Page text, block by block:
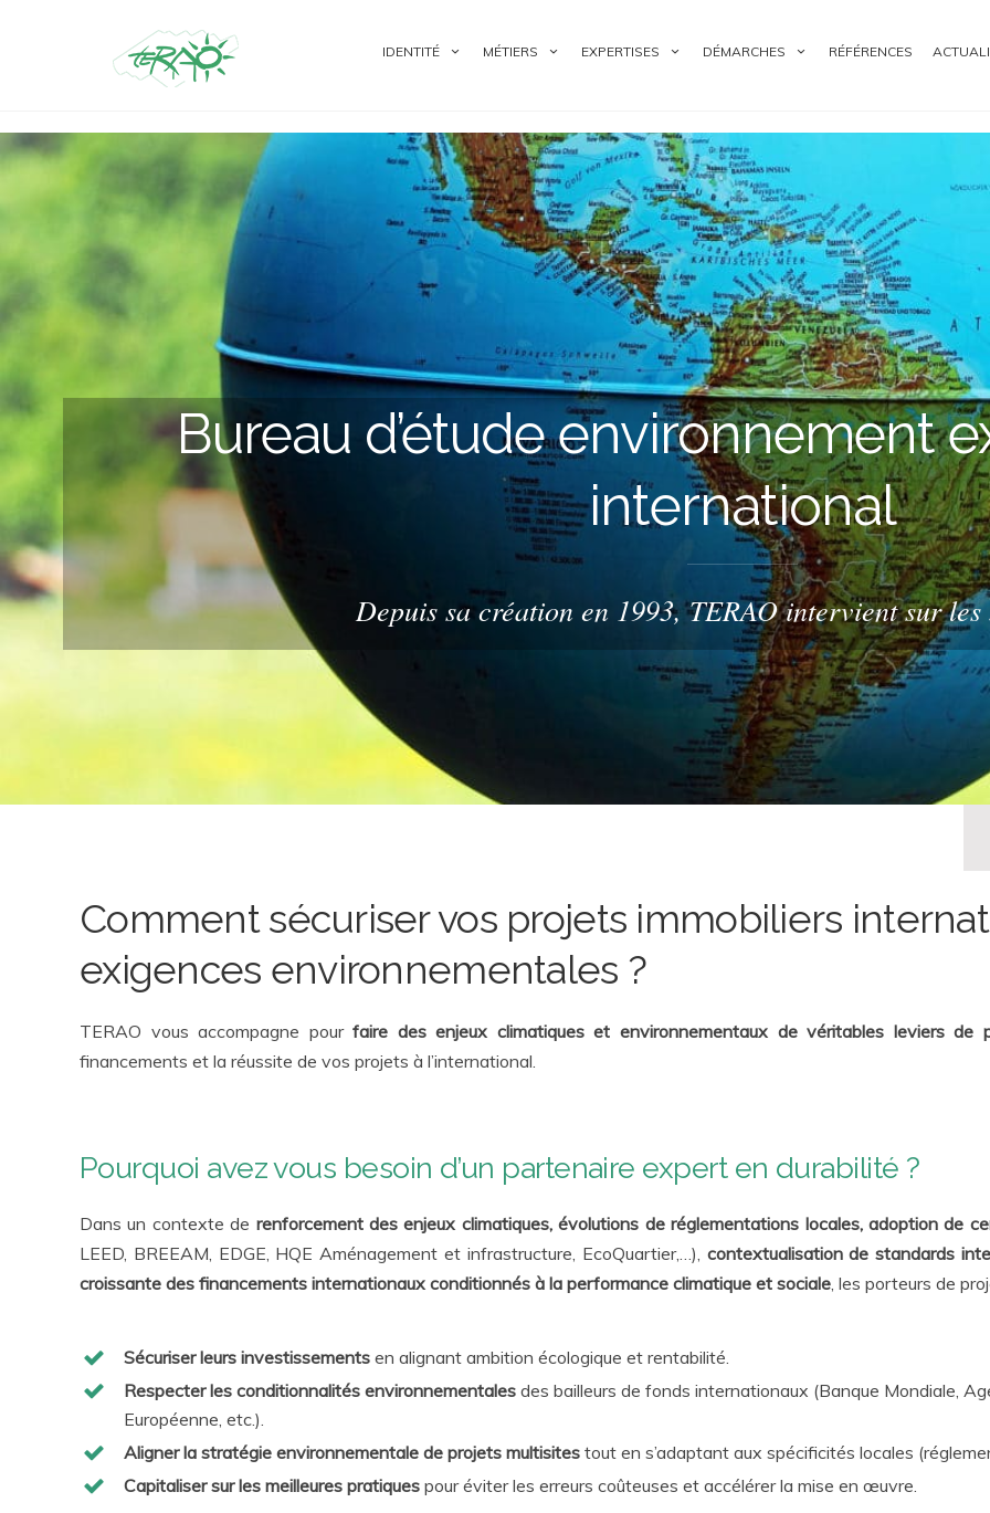
IDENTITÉ MÉTIERS EXPERTISES DÉMARCHES RÉFÉRENCES
Bureau d’étude environnement
international
Depuis sa création en 1993, TERAO intervient sur
Comment sécuriser vos projets immobiliers
exigences environnementales ?
TERAO vous accompagne pourfaire des enjeux climatiques et environnementaux de véritables leviers de
financements et la réussite de vos projets à l’international.
Pourquoi avez vous besoin d’un partenaire expert en durabilité ?
Dans un contexte de renforcement des enjeux climatiques, évolutions de réglementations locales, adoption de
LEED, BREEAM, EDGE, HQE Aménagement et infrastructure, EcoQuartier,…), contextualisation de standards
croissante des financements internationaux conditionnés à la performance climatique et sociale, les porteurs de
Sécuriser leurs investissements en alignant ambition écologique et rentabilité.
Respecter les conditionnalités environnementales des bailleurs de fonds internationaux (Banque Mondiale,
Européenne, etc.).
Aligner la stratégie environnementale de projets multisites tout en s’adaptant aux spécificités locales
Capitaliser sur les meilleures pratiques pour éviter les erreurs coûteuses et accélérer la mise en œuvre.